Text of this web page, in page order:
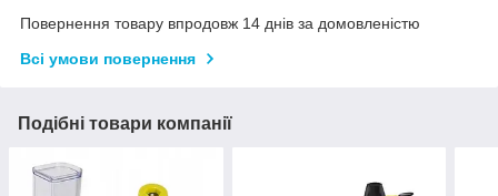
Повернення товару впродовж 14 днів за домовленістю
Всі умови повернення
Подібні товари компанії